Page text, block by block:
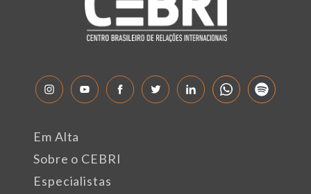
Em Alta
Sobre o CEBRI
Especialistas